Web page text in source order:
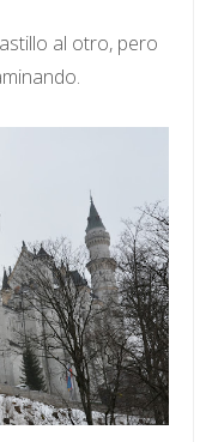
al otro, pero